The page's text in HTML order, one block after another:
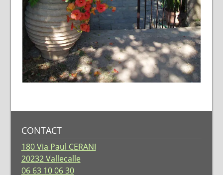
CONTACT
180 Via Paul CERANI
20232 Vallecalle
06 63 10 06 30